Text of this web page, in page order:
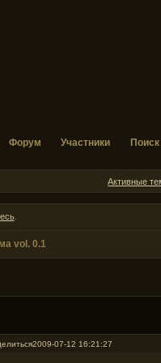
Форум Участники Поиск
Активные
.
vol. 0.1
2009-07-12 16:21:27